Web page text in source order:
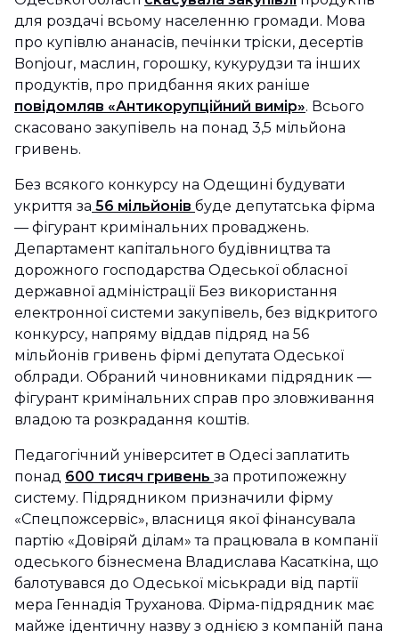
для роздачі всьому населенню громади. Мова
про купівлю ананасів, печінки тріски, десертів
Bonjour, маслин, горошку, кукурудзи та інших
продуктів, про придбання яких раніше
повідомляв «Антикорупційний вимір». Всього
скасовано закупівель на понад 3,5 мільйона
гривень.
Без всякого конкурсу на Одещині будувати
укриття за 56 мільйонів буде депутатська фірма
— фігурант кримінальних проваджень.
Департамент капітального будівництва та
дорожного господарства Одеської обласної
державної адміністрації Без використання
електронної системи закупівель, без відкритого
конкурсу, напряму віддав підряд на 56
мільйонів гривень фірмі депутата Одеської
облради. Обраний чиновниками підрядник —
фігурант кримінальних справ про зловживання
владою та розкрадання коштів.
Педагогічний університет в Одесі заплатить
понад 600 тисяч гривень за протипожежну
систему. Підрядником призначили фірму
«Спецпожсервіс», власниця якої фінансувала
партію «Довіряй ділам» та працювала в компанії
одеського бізнесмена Владислава Касаткіна, що
балотувався до Одеської міськради від партії
мера Геннадія Труханова. Фірма-підрядник має
майже ідентичну назву з однією з компаній пана